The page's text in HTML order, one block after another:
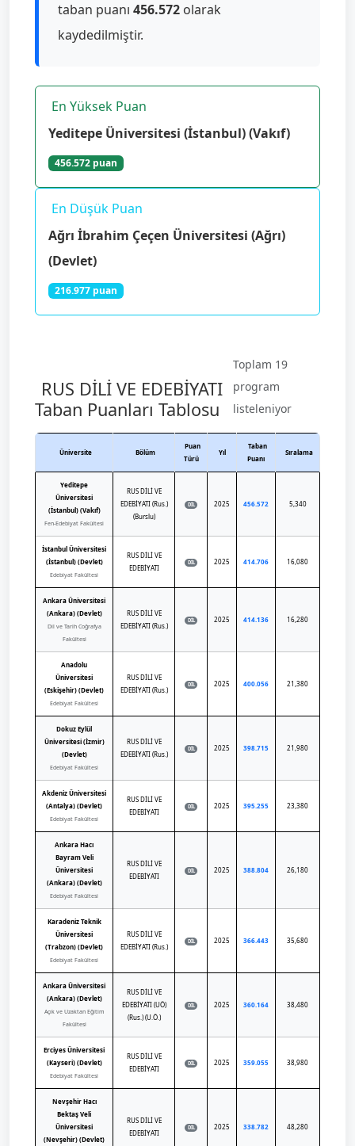
taban puanı 456.572 olarak
kaydedilmiştir.
En Yüksek Puan
Yeditepe Üniversitesi (İstanbul) (Vakıf)
456.572 puan
En Düşük Puan
Ağrı İbrahim Çeçen Üniversitesi (Ağrı)
(Devlet)
216.977 puan
RUS DİLİ VE EDEBİYATI
Taban Puanları Tablosu
Toplam 19
program
listeleniyor
Üniversite Bölüm
Puan
Türü
Yıl
Taban
Puanı
Sıralama
Yeditepe
Üniversitesi
(İstanbul) (Vakıf)
Fen-Edebiyat Fakültesi
RUS DİLİ VE
EDEBİYATI (Rus.)
(Burslu)
DİL 2025 456.572 5,340
İstanbul Üniversitesi
(İstanbul) (Devlet)
Edebiyat Fakültesi
RUS DİLİ VE
EDEBİYATI
DİL 2025 414.706 16,080
Ankara Üniversitesi
(Ankara) (Devlet)
Dil ve Tarih Coğrafya
Fakültesi
RUS DİLİ VE
EDEBİYATI (Rus.)
DİL 2025 414.136 16,280
Anadolu
Üniversitesi
(Eskişehir) (Devlet)
Edebiyat Fakültesi
RUS DİLİ VE
EDEBİYATI (Rus.)
DİL 2025 400.056 21,380
Dokuz Eylül
Üniversitesi (İzmir)
(Devlet)
Edebiyat Fakültesi
RUS DİLİ VE
EDEBİYATI (Rus.)
DİL 2025 398.715 21,980
Akdeniz Üniversitesi
(Antalya) (Devlet)
Edebiyat Fakültesi
RUS DİLİ VE
EDEBİYATI
DİL 2025 395.255 23,380
Ankara Hacı
Bayram Veli
Üniversitesi
(Ankara) (Devlet)
Edebiyat Fakültesi
RUS DİLİ VE
EDEBİYATI
DİL 2025 388.804 26,180
Karadeniz Teknik
Üniversitesi
(Trabzon) (Devlet)
Edebiyat Fakültesi
RUS DİLİ VE
EDEBİYATI (Rus.)
DİL 2025 366.443 35,680
Ankara Üniversitesi
(Ankara) (Devlet)
Açık ve Uzaktan Eğitim
Fakültesi
RUS DİLİ VE
EDEBİYATI (UÖ)
(Rus.) (U.Ö.)
DİL 2025 360.164 38,480
Erciyes Üniversitesi
(Kayseri) (Devlet)
Edebiyat Fakültesi
RUS DİLİ VE
EDEBİYATI
DİL 2025 359.055 38,980
Nevşehir Hacı
Bektaş Veli
Üniversitesi
(Nevşehir) (Devlet)
RUS DİLİ VE
EDEBİYATI
DİL 2025 338.782 48,280